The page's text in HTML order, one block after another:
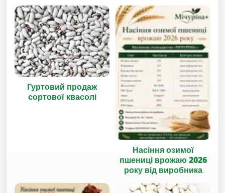
Гуртовий продаж
сортової квасолі
Насіння озимої
пшениці врожаю 2026
року від виробника